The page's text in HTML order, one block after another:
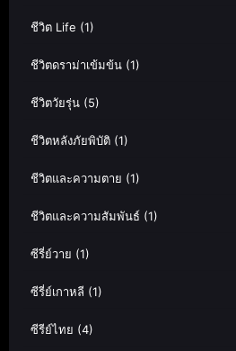
ชีวิต Life (1)
ชีวิตดราม่าเข้มข้น (1)
ชีวิตวัยรุ่น (5)
ชีวิตหลังภัยพิบัติ (1)
ชีวิตและความตาย (1)
ชีวิตและความสัมพันธ์ (1)
ซีรี่ย์วาย (1)
ซีรี่ย์เกาหลี (1)
ซีรีย์ไทย (4)